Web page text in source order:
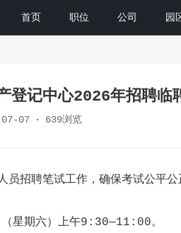
首页 职位 公司 园
登记中心2026年招聘临
07 639浏览
员招聘笔试工作，确保考试公平
星期六）上午9:30—11:00。